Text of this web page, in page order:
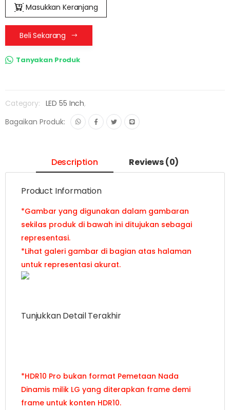
Masukkan Keranjang
Beli Sekarang
Tanyakan Produk
Category: LED 55 Inch,
Bagaikan Produk:
Description Reviews (0)
Product Information
*Gambar yang digunakan dalam gambaran
sekilas produk di bawah ini ditujukan sebagai
representasi.
*Lihat galeri gambar di bagian atas halaman
untuk representasi akurat.
Tunjukkan Detail Terakhir
*HDR10 Pro bukan format Pemetaan Nada
Dinamis milik LG yang diterapkan frame demi
frame untuk konten HDR10.